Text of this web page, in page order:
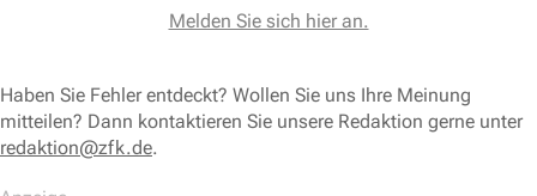
Melden Sie sich hier an.
Haben Sie Fehler entdeckt? Wollen Sie uns Ihre Meinung
mitteilen? Dann kontaktieren Sie unsere Redaktion gerne unter
redaktion@zfk.de.